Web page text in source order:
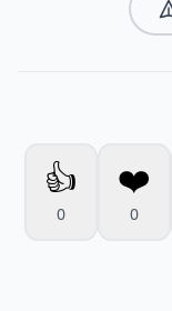
👍
0
❤️
0